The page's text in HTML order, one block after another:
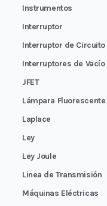
Instrumentos
Interruptor
Interruptor de Circuito
Interruptores de Vacío
JFET
Lámpara Fluorescente
Laplace
Ley
Ley Joule
Linea de Transmisión
Máquinas Eléctricas